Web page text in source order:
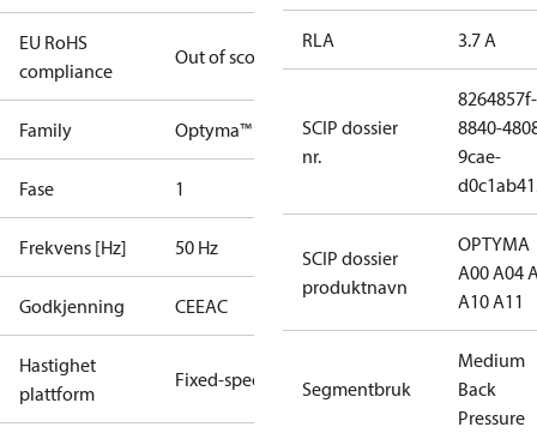
EU RoHS
compliance
Out of scope
Family Optyma™
Fase 1
Frekvens [Hz] 50 Hz
Godkjenning CEEAC
Hastighet
plattform
Fixed-speed
RLA 3.7 A
SCIP dossier
nr.
8264857f-
8840-
9cae-
SCIP dossier
produktnavn
OPTYMA
A00 A04
A10 A11
Segmentbruk
Medium
Back
Pressure